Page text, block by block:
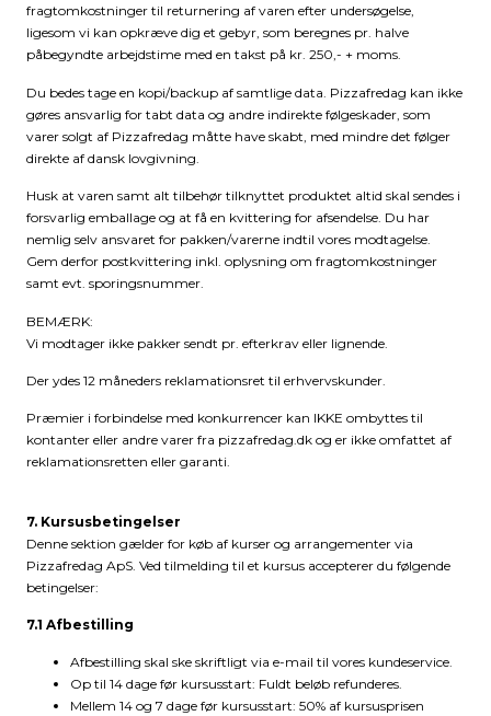
fragtomkostninger til returnering af varen efter undersøgelse,
ligesom vi kan opkræve dig et gebyr, som beregnes pr. halve
påbegyndte arbejdstime med en takst på kr. 250,- + moms.
Du bedes tage en kopi/backup af samtlige data. Pizzafredag kan ikke
gøres ansvarlig for tabt data og andre indirekte følgeskader, som
varer solgt af Pizzafredag måtte have skabt, med mindre det følger
direkte af dansk lovgivning.
Husk at varen samt alt tilbehør tilknyttet produktet altid skal sendes i
forsvarlig emballage og at få en kvittering for afsendelse. Du har
nemlig selv ansvaret for pakken/varerne indtil vores modtagelse.
Gem derfor postkvittering inkl. oplysning om fragtomkostninger
samt evt. sporingsnummer.
BEMÆRK:
Vi modtager ikke pakker sendt pr. efterkrav eller lignende.
Der ydes 12 måneders reklamationsret til erhvervskunder.
Præmier i forbindelse med konkurrencer kan IKKE ombyttes til
kontanter eller andre varer fra pizzafredag.dk og er ikke omfattet af
reklamationsretten eller garanti.
7. Kursusbetingelser
Denne sektion gælder for køb af kurser og arrangementer via
Pizzafredag ApS. Ved tilmelding til et kursus accepterer du følgende
betingelser:
7.1 Afbestilling
Afbestilling skal ske skriftligt via e-mail til vores kundeservice.
Op til 14 dage før kursusstart: Fuldt beløb refunderes.
Mellem 14 og 7 dage før kursusstart: 50% af kursusprisen